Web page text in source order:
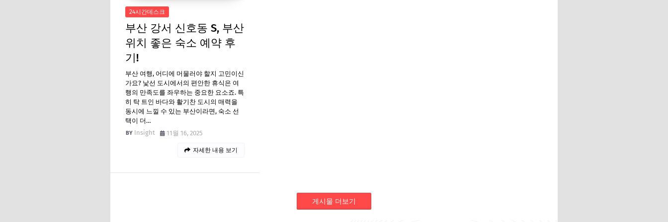
24시간데스크
부산 강서 신호동 S, 부산
위치 좋은 숙소 예약 후
기!
부산 여행, 어디에 머물러야 할지 고민이신
가요? 낯선 도시에서의 편안한 휴식은 여
행의 만족도를 좌우하는 중요한 요소죠. 특
히 탁 트인 바다와 활기찬 도시의 매력을
동시에 느낄 수 있는 부산이라면, 숙소 선
택이 더…
Insight
11월 16, 2025
자세한 내용 보기
게시물 더보기